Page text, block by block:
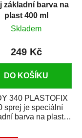
základní barva na
plast 400 ml
Skladem
249 Kč
DO KOŠÍKU
340 PLASTOFIX
sprej je speciální
barva na plasty,
vrchních...